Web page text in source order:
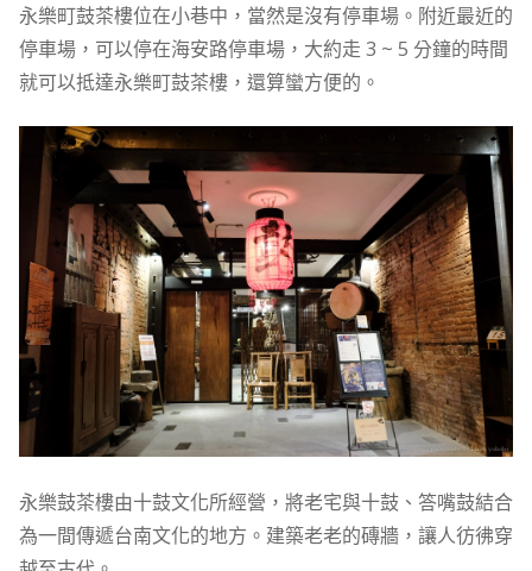
永樂町鼓茶樓位在小巷中，當然是沒有停車場。附近最近的
停車場，可以停在海安路停車場，大約走 3 ~ 5 分鐘的時間
就可以抵達永樂町鼓茶樓，還算蠻方便的。
永樂鼓茶樓由十鼓文化所經營，將老宅與十鼓、答嘴鼓結合
為一間傳遞台南文化的地方。建築老老的磚牆，讓人彷彿穿